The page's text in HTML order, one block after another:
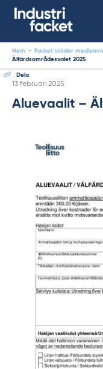
Hem - Facket stöder
Älfärdsområdesvalet 2025
Dela
Skriven
13 februari 2025
Aluevaalit –